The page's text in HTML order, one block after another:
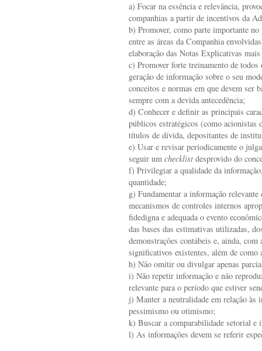
a) Focar na essência e relevância,
companhias a partir de incentivos da
b) Promover, como parte importante
entre as áreas da Companhia
elaboração das Notas Explicativas
c) Promover forte treinamento de
geração de informação sobre o seu
conceitos e normas em que devem ser
sempre com a devida antecedência;
d) Conhecer e definir as principais
públicos estratégicos (como acionistas
títulos de dívida, depositantes de
e) Usar e revisar periodicamente o
seguir um checklist desprovido do
f) Privilegiar a qualidade da
quantidade;
g) Fundamentar a informação
mecanismos de controles internos
fidedigna e adequada o evento
das bases das estimativas utilizadas,
demonstrações contábeis e, ainda,
significativos existentes, além de
h) Não omitir ou divulgar apenas
i) Não repetir informação e não
relevante para o período que estiver
j) Manter a neutralidade em relação às
pessimismo ou otimismo;
k) Buscar a comparabilidade setorial e
l) As informações devem se referir